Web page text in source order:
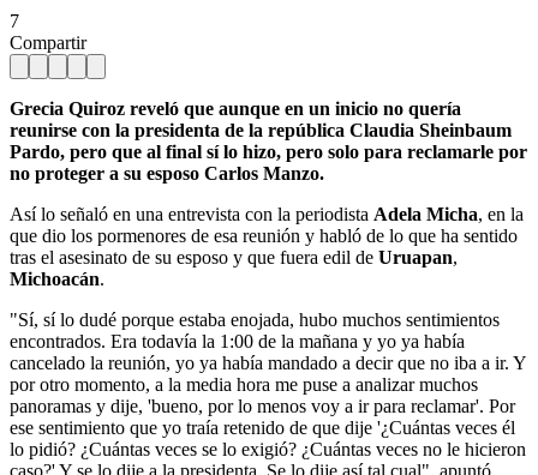
7
Compartir
Grecia Quiroz reveló que aunque en un inicio no quería
reunirse con la presidenta de la república Claudia Sheinbaum
Pardo, pero que al final sí lo hizo, pero solo para reclamarle por
no proteger a su esposo Carlos Manzo.
Así lo señaló en una entrevista con la periodista Adela Micha, en la
que dio los pormenores de esa reunión y habló de lo que ha sentido
tras el asesinato de su esposo y que fuera edil de Uruapan,
Michoacán.
"Sí, sí lo dudé porque estaba enojada, hubo muchos sentimientos
encontrados. Era todavía la 1:00 de la mañana y yo ya había
cancelado la reunión, yo ya había mandado a decir que no iba a ir. Y
por otro momento, a la media hora me puse a analizar muchos
panoramas y dije, 'bueno, por lo menos voy a ir para reclamar'. Por
ese sentimiento que yo traía retenido de que dije '¿Cuántas veces él
lo pidió? ¿Cuántas veces se lo exigió? ¿Cuántas veces no le hicieron
caso?' Y se lo dije a la presidenta. Se lo dije así tal cual", apuntó